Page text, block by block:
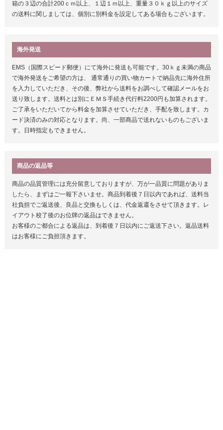
箱の３辺の合計200ｃｍ以上、１辺１ｍ以上、重量３０ｋｇ以上のサイズ
の送料に関しましては、個別に別料金を設定してある場合もございます。
海外発送
EMS（国際スピード郵便）にて海外に発送も可能です。30ｋｇ未満の商品
で海外発送をご希望の方は、 通常通りの買い物カートで納品先に海外住所
を入力していただき、その後、弊社から送料をお調べして確認メールをお
送り致します。送料とは別にＥＭＳ手続き代行料2200円も加算されます。
ご了承をいただいてから料金を加算させていただき、手配を致します。カ
ード決済のみの対応となります。尚、一部商品で送れないものもございま
す。日時指定もできません。
商品の返品等
商品の品質管理には充分留意しておりますが、万が一品質に問題がありま
したら、まずはご一報下さいませ。商品到着後７日以内であれば、送料当
社負担でご返送後、良品と交換もしくは、代金返還をさせて頂きます。レ
イアウト校了後のお位牌の返品はできません。
お客様のご都合による返品は、到着後７日以内にご返送下さい。返品送料
はお客様にご負担頂きます。